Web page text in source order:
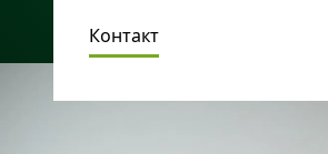
Контакт